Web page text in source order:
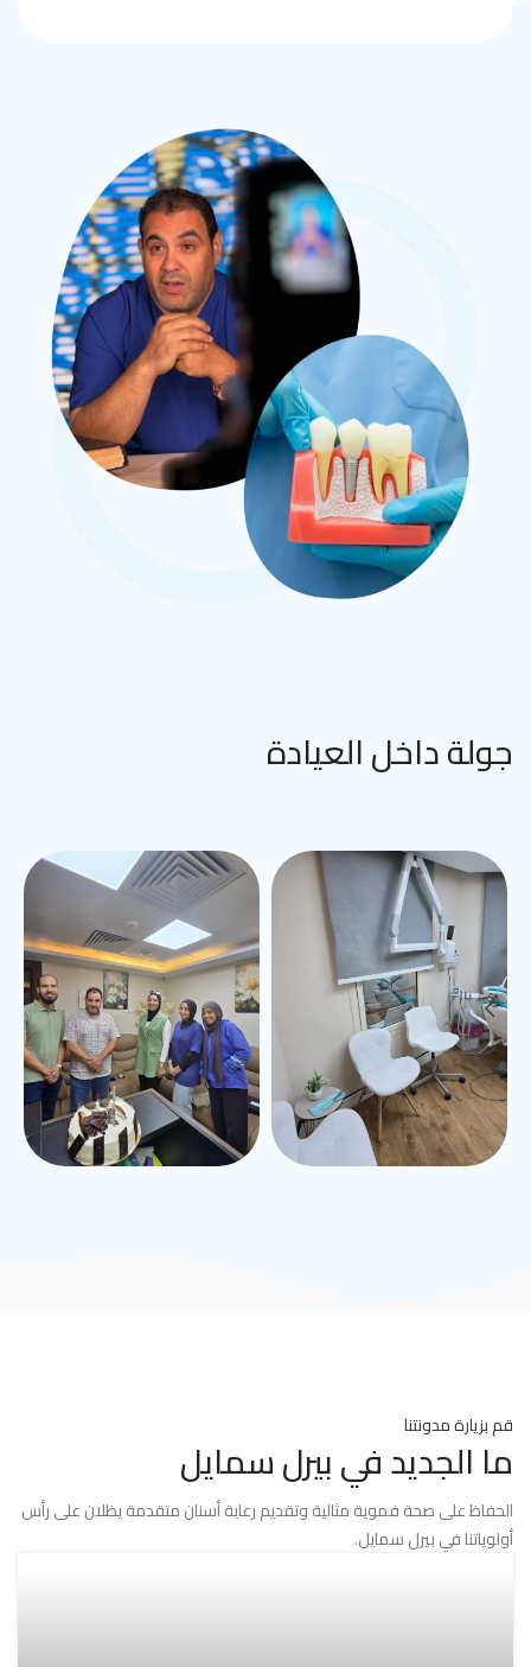
جولة داخل العيادة
قم بزيارة مدونتنا
ما الجديد في بيرل سمايل
الحفاظ على صحة فموية مثالية وتقديم رعاية أسنان متقدمة يظلان على رأس
أولوياتنا في بيرل سمايل.